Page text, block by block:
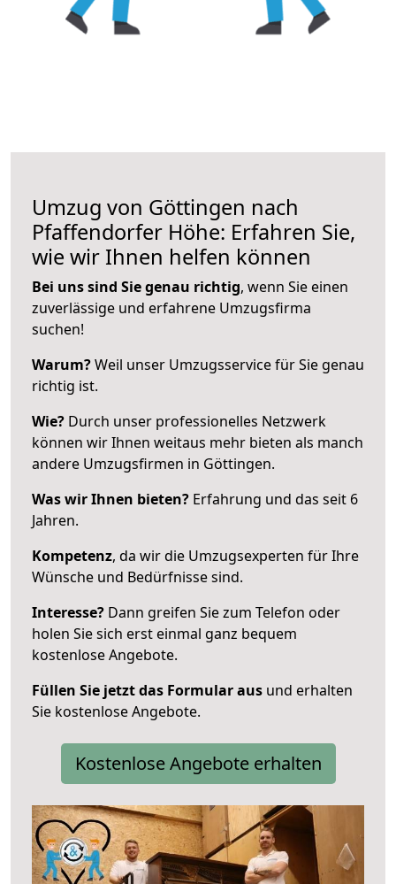
Umzug von Göttingen nach
Pfaffendorfer Höhe: Erfahren Sie,
wie wir Ihnen helfen können
Bei uns sind Sie genau richtig, wenn Sie einen
zuverlässige und erfahrene Umzugsfirma
suchen!
Warum?Weil unser Umzugsservice für Sie genau
richtig ist.
Wie? Durch unser professionelles Netzwerk
können wir Ihnen weitaus mehr bieten als manch
andere Umzugsfirmen in Göttingen.
Was wir Ihnen bieten? Erfahrung und das seit 6
Jahren.
Kompetenz, da wir die Umzugsexperten für Ihre
Wünsche und Bedürfnisse sind.
Interesse? Dann greifen Sie zum Telefon oder
holen Sie sich erst einmal ganz bequem
kostenlose Angebote.
Füllen Sie jetzt das Formular aus und erhalten
Sie kostenlose Angebote.
Kostenlose Angebote erhalten